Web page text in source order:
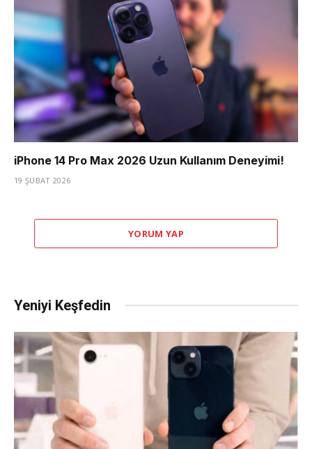
iPhone 14 Pro Max 2026 Uzun Kullanım Deneyimi!
19 ŞUBAT 2026
YORUM YAP
Yeniyi Keşfedin